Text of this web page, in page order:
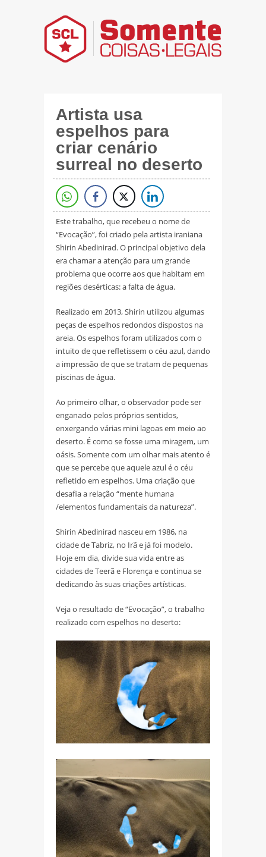
Artista usa
espelhos para
criar cenário
surreal no deserto
Este trabalho, que recebeu o nome de
“Evocação”, foi criado pela artista iraniana
Shirin Abedinirad. O principal objetivo dela
era chamar a atenção para um grande
problema que ocorre aos que habitam em
regiões desérticas: a falta de água.
Realizado em 2013, Shirin utilizou algumas
peças de espelhos redondos dispostos na
areia. Os espelhos foram utilizados com o
intuito de que refletissem o céu azul, dando
a impressão de que se tratam de pequenas
piscinas de água.
Ao primeiro olhar, o observador pode ser
enganado pelos próprios sentidos,
enxergando várias mini lagoas em meio ao
deserto. É como se fosse uma miragem, um
oásis. Somente com um olhar mais atento é
que se percebe que aquele azul é o céu
refletido em espelhos. Uma criação que
desafia a relação “mente humana
/elementos fundamentais da natureza”.
Shirin Abedinirad nasceu em 1986, na
cidade de Tabriz, no Irã e já foi modelo.
Hoje em dia, divide sua vida entre as
cidades de Teerã e Florença e continua se
dedicando às suas criações artísticas.
Veja o resultado de “Evocação”, o trabalho
realizado com espelhos no deserto: